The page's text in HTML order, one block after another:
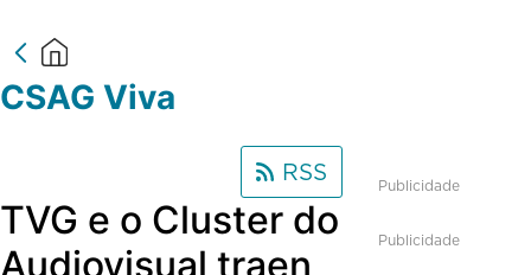
CSAG Viva
RSS
TVG e o Cluster do
Audiovisual traen
Publicidade
Publicidade